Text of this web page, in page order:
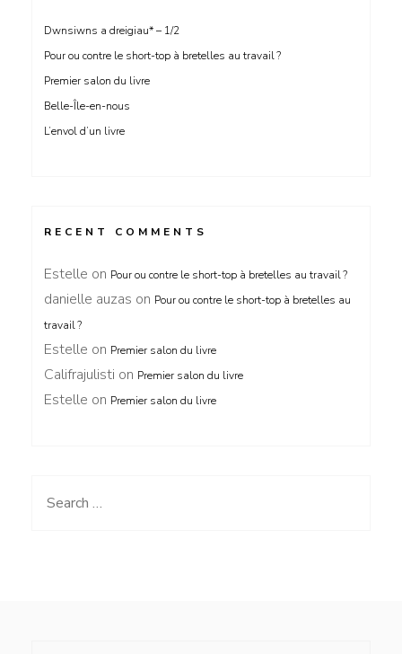
Dwnsiwns a dreigiau* – 1/2
Pour ou contre le short-top à bretelles au travail ?
Premier salon du livre
Belle-Île-en-nous
L’envol d’un livre
RECENT COMMENTS
Estelle on Pour ou contre le short-top à bretelles au travail ?
danielle auzas on Pour ou contre le short-top à bretelles au
travail ?
Estelle on Premier salon du livre
Califrajulisti on Premier salon du livre
Estelle on Premier salon du livre
Search